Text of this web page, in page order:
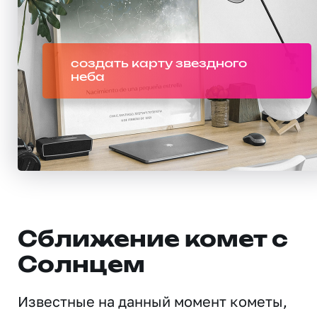
создать карту звездного
неба
Сближение комет с
Солнцем
Известные на данный момент кометы,